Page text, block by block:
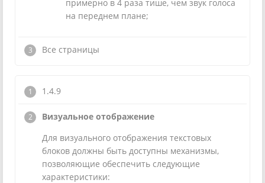
примерно в 4 раза тише, чем звук голоса
на переднем плане;
Все страницы
1.4.9
Визуальное отображение
Для визуального отображения текстовых
блоков должны быть доступны механизмы,
позволяющие обеспечить следующие
характеристики: